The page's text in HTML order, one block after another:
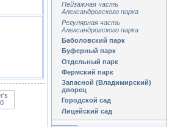
Пейзажная часть
Александровского парка
Регулярная часть
Александровского парка
Баболовский парк
Буферный парк
Отдельный парк
Фермский парк
Запасной (Владимирский)
дворец
Городской сад
Лицейский сад